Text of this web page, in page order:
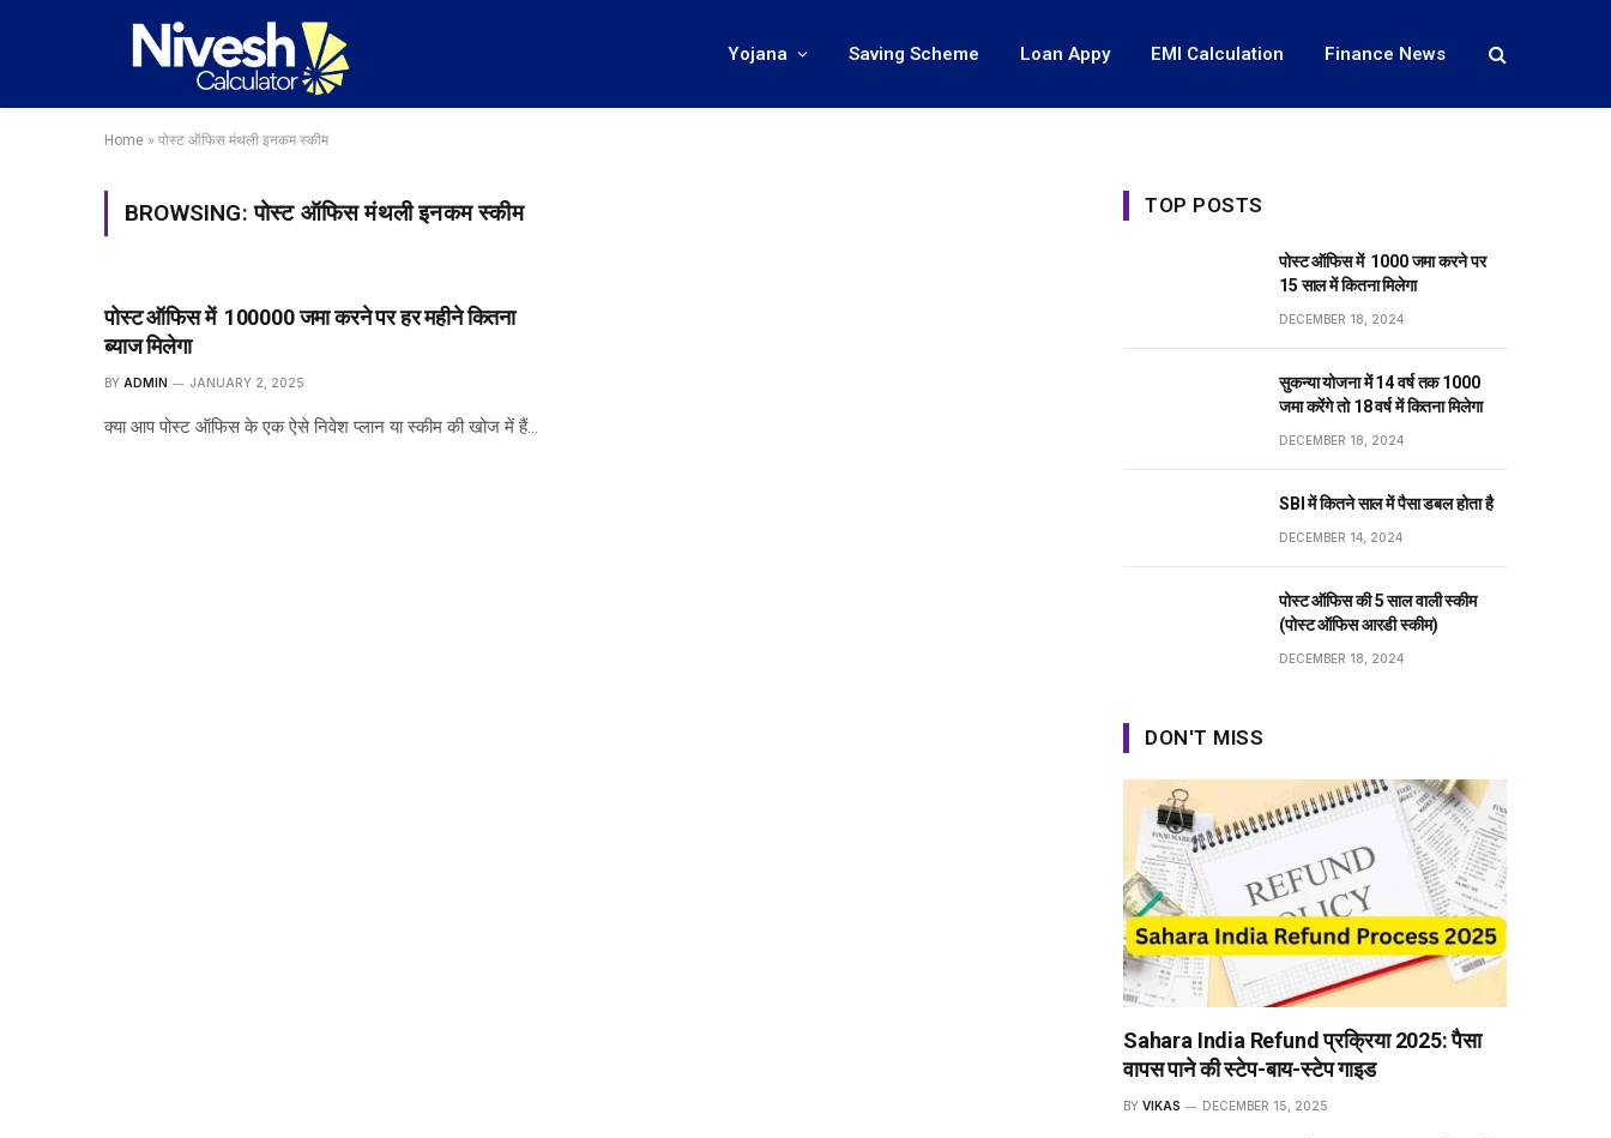
Yojana Saving Scheme Loan Appy EMI Calculation Finance News
Home » पोस्ट ऑफिस मंथली इनकम स्कीम
BROWSING:पोस्ट ऑफिस मंथली इनकम स्कीम
पोस्ट ऑफिस में ₹ 100000 जमा करने पर हर महीने कितना
ब्याज मिलेगा
BY ADMIN JANUARY 2, 2025
क्या आप पोस्ट ऑफिस के एक ऐसे निवेश प्लान या स्कीम की खोज में हैं…
TOP POSTS
पोस्ट ऑफिस में ₹ 1000 जमा करने पर
15 साल में कितना मिलेगा
DECEMBER 18, 2024
सुकन्या योजना में 14 वर्ष तक ₹1000
जमा करेंगे तो 18 वर्ष में कितना मिलेगा
DECEMBER 18, 2024
SBI में कितने साल में पैसा डबल होता है
DECEMBER 14, 2024
पोस्ट ऑफिस की 5 साल वाली स्कीम
(पोस्ट ऑफिस आरडी स्कीम)
DECEMBER 18, 2024
DON'T MISS
Sahara India Refund प्रक्रिया 2025: पैसा
वापस पाने की स्टेप-बाय-स्टेप गाइड
BY VIKAS DECEMBER 15, 2025